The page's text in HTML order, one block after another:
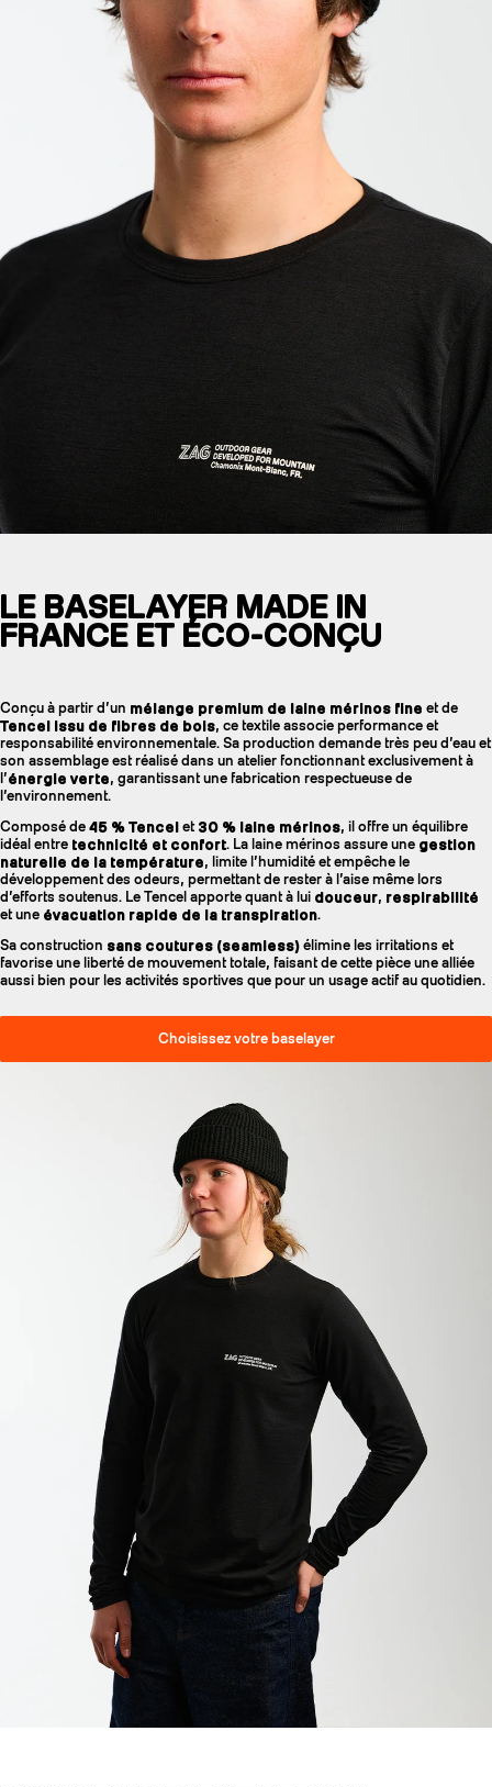
LE BASELAYER MADE IN
FRANCE ET ÉCO-CONÇU
Conçu à partir d’un mélange premium de laine mérinos fine et de
Tencel issu de fibres de bois, ce textile associe performance et
responsabilité environnementale. Sa production demande très peu d’eau et
son assemblage est réalisé dans un atelier fonctionnant exclusivement à
l’énergie verte, garantissant une fabrication respectueuse de
l’environnement.
Composé de 45 % Tencel et 30 % laine mérinos, il offre un équilibre
idéal entre technicité et confort. La laine mérinos assure une gestion
naturelle de la température, limite l’humidité et empêche le
développement des odeurs, permettant de rester à l’aise même lors
d’efforts soutenus. Le Tencel apporte quant à lui douceur, respirabilité
et une évacuation rapide de la transpiration.
Sa construction sans coutures (seamless) élimine les irritations et
favorise une liberté de mouvement totale, faisant de cette pièce une alliée
aussi bien pour les activités sportives que pour un usage actif au quotidien.
Choisissez votre baselayer